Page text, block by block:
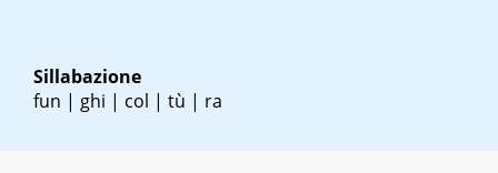
Sillabazione
fun | ghi | col | tù | ra